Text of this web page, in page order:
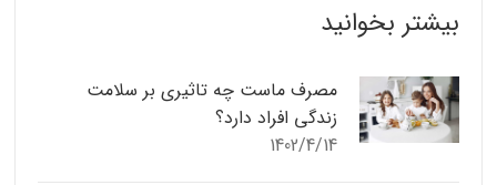
بیشتر بخوانید
مصرف ماست چه تاثیری بر سلامت
زندگی افراد دارد؟
1402/4/14